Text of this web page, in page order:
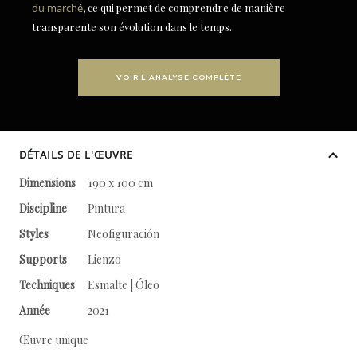
du marché, ce qui permet de comprendre de manière
transparente son évolution dans le temps.
VOIR L'ANALYSE COMPLÈTE
DÉTAILS DE L'ŒUVRE
Dimensions
190 x 100 cm
Discipline
Pintura
Styles
Neofiguración
Supports
Lienzo
Techniques
Esmalte | Óleo
Année
2021
Œuvre unique